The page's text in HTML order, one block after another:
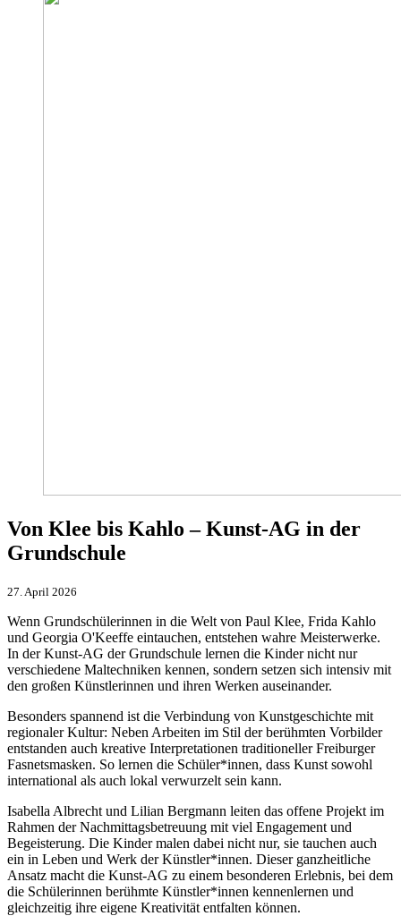
Von Klee bis Kahlo – Kunst-AG in der
Grundschule
27. April 2026
Wenn Grundschülerinnen in die Welt von Paul Klee, Frida Kahlo
und Georgia O'Keeffe eintauchen, entstehen wahre Meisterwerke.
In der Kunst-AG der Grundschule lernen die Kinder nicht nur
verschiedene Maltechniken kennen, sondern setzen sich intensiv mit
den großen Künstlerinnen und ihren Werken auseinander.
Besonders spannend ist die Verbindung von Kunstgeschichte mit
regionaler Kultur: Neben Arbeiten im Stil der berühmten Vorbilder
entstanden auch kreative Interpretationen traditioneller Freiburger
Fasnetsmasken. So lernen die Schüler*innen, dass Kunst sowohl
international als auch lokal verwurzelt sein kann.
Isabella Albrecht und Lilian Bergmann leiten das offene Projekt im
Rahmen der Nachmittagsbetreuung mit viel Engagement und
Begeisterung. Die Kinder malen dabei nicht nur, sie tauchen auch
ein in Leben und Werk der Künstler*innen. Dieser ganzheitliche
Ansatz macht die Kunst-AG zu einem besonderen Erlebnis, bei dem
die Schülerinnen berühmte Künstler*innen kennenlernen und
gleichzeitig ihre eigene Kreativität entfalten können.